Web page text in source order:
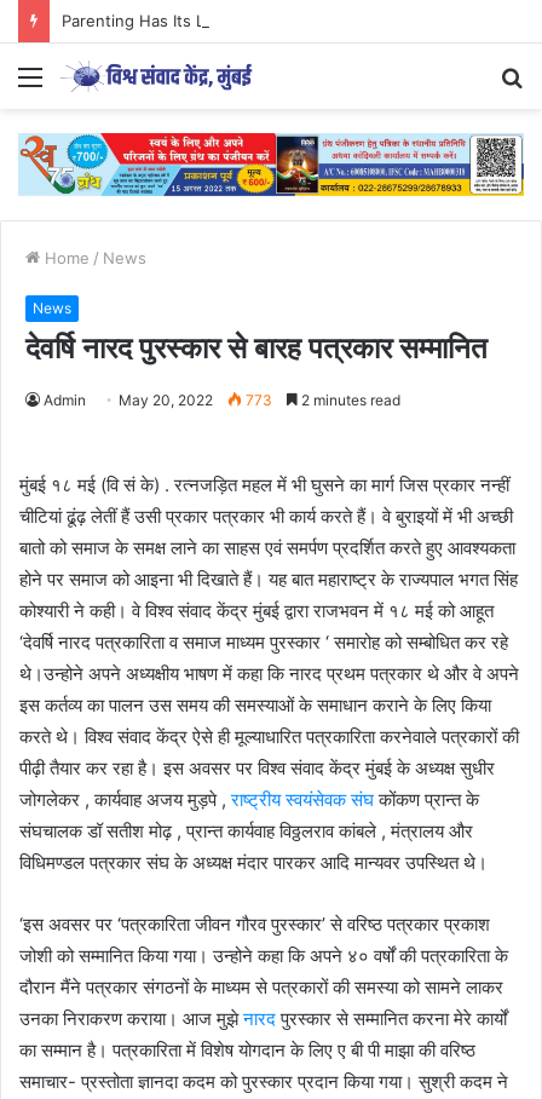
Parenting Has Its Limits….
Menu
Home / News
News
देवर्षि नारद पुरस्कार से बारह पत्रकार सम्मानित
Admin May 20, 2022 773 2 minutes read
मुंबई १८ मई (वि सं के) . रत्नजड़ित महल में भी घुसने का मार्ग जिस प्रकार नन्हीं
चीटियां ढूंढ़ लेतीं हैं उसी प्रकार पत्रकार भी कार्य करते हैं। वे बुराइयों में भी अच्छी
बातो को समाज के समक्ष लाने का साहस एवं समर्पण प्रदर्शित करते हुए आवश्यकता
होने पर समाज को आइना भी दिखाते हैं। यह बात महाराष्ट्र के राज्यपाल भगत सिंह
कोश्यारी ने कही। वे विश्व संवाद केंद्र मुंबई द्वारा राजभवन में १८ मई को आहूत
‘देवर्षि नारद पत्रकारिता व समाज माध्यम पुरस्कार ‘ समारोह को सम्बोधित कर रहे
थे।उन्होने अपने अध्यक्षीय भाषण में कहा कि नारद प्रथम पत्रकार थे और वे अपने
इस कर्तव्य का पालन उस समय की समस्याओं के समाधान कराने के लिए किया
करते थे। विश्व संवाद केंद्र ऐसे ही मूल्याधारित पत्रकारिता करनेवाले पत्रकारों की
पीढ़ी तैयार कर रहा है। इस अवसर पर विश्व संवाद केंद्र मुंबई के अध्यक्ष सुधीर
जोगलेकर , कार्यवाह अजय मुड़पे ,राष्ट्रीय स्वयंसेवक संघकोंकण प्रान्त के
संघचालक डॉ सतीश मोढ़ , प्रान्त कार्यवाह विठ्ठलराव कांबले , मंत्रालय और
विधिमण्डल पत्रकार संघ के अध्यक्ष मंदार पारकर आदि मान्यवर उपस्थित थे।
‘इस अवसर पर ‘पत्रकारिता जीवन गौरव पुरस्कार’ से वरिष्ठ पत्रकार प्रकाश
जोशी को सम्मानित किया गया। उन्होने कहा कि अपने ४० वर्षों की पत्रकारिता के
दौरान मैंने पत्रकार संगठनों के माध्यम से पत्रकारों की समस्या को सामने लाकर
उनका निराकरण कराया। आज मुझेनारदपुरस्कार से सम्मानित करना मेरे कार्यों
का सम्मान है। पत्रकारिता में विशेष योगदान के लिए ए बी पी माझा की वरिष्ठ
समाचार- प्रस्तोता ज्ञानदा कदम को पुरस्कार प्रदान किया गया। सुश्री कदम ने